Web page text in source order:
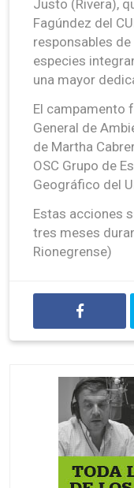
Justo (Rivera),
Fagúndez del
responsables
especies
una mayor
El campamento
General de
de Martha
OSC Grupo de
Geográfico del
Estas acciones
tres meses
Rionegrense)